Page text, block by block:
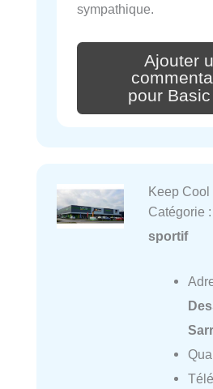
sympathique.
Ajouter
pour
Keep Cool
Catégorie :
sportif